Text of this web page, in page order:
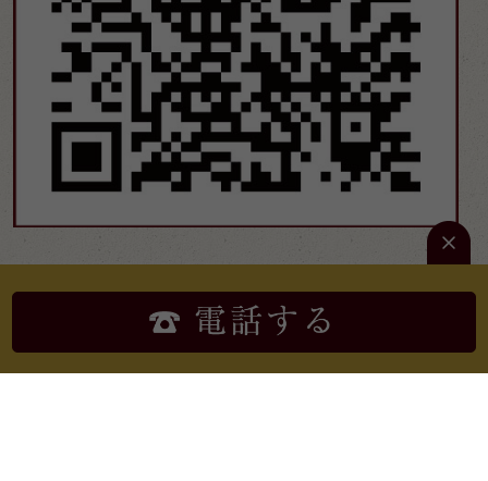
秋田市 で 弁当 、オードブル の 仕出し 、宅配 、配達 なら 牛玄亭厨房